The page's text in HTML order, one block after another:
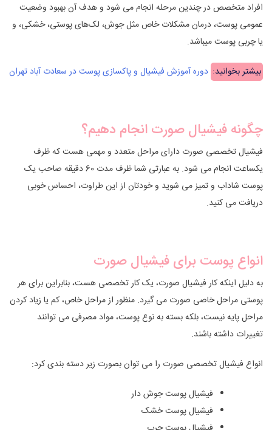
افراد متخصص در چندین مرحله انجام می شود و هدف آن بهبود وضعیت
عمومی پوست، درمان مشکلات خاص مثل جوش، لک‌های پوستی، خشکی، و
یا چربی پوست میباشد.
بیشتر بخوانید: دوره آموزش فیشیال و پاکسازی پوست در سعادت آباد تهران
چگونه فیشیال صورت انجام دهیم؟
فیشیال تخصصی صورت دارای مراحل متعدد و مهمی هست که ظرف
یکساعت انجام می شود. به عبارتی شما ظرف مدت 60 دقیقه صاحب یک
پوست شاداب و تمیز می شوید و خودتان از این طراوت، احساس خوبی
دریافت می کنید.
انواع پوست برای فیشیال صورت
به دلیل اینکه کار فیشیال صورت، یک کار تخصصی هست، بنابراین برای هر
پوستی مراحل خاصی صورت می گیرد. منظور از مراحل خاص، کم یا زیاد کردن
مراحل پایه نیست، بلکه بسته به نوع پوست، مواد مصرفی می توانند
تغییرات داشته باشند.
انواع فیشیال تخصصی صورت را می توان بصورت زیر دسته بندی کرد:
فیشیال پوست جوش دار
فیشیال پوست خشک